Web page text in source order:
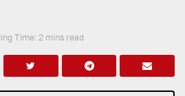
Time: 2 mins read